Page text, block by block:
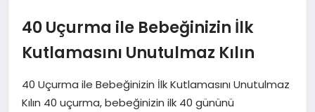
EKONOMI
SPOR
TEKNOLOJI
40 Uçurma ile Bebeğinizin İlk
Kutlamasını Unutulmaz Kılın
40 Uçurma ile Bebeğinizin İlk Kutlamasını Unutulmaz
Kılın 40 uçurma, bebeğinizin ilk 40 gününü